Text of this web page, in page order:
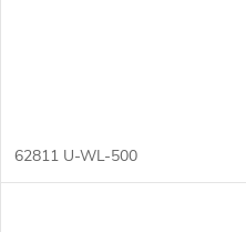
u
d
u
62811 U-WL-500